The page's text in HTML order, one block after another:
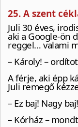
25. A szent
Juli 30 éves,
aki a Google-ön
reggel… valami
– Károly! –
A férje, aki épp
Juli remegő
– Ez baj! Nagy baj!
– Kórház –